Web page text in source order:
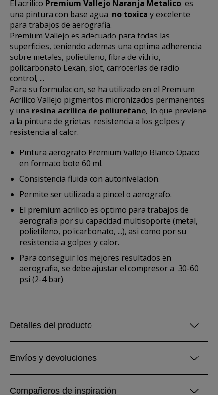
El acrilico Premium Vallejo Naranja Metalico, es
una pintura con base agua, no toxica y excelente
para trabajos de aerografia.
Premium Vallejo es adecuado para todas las
superficies, teniendo ademas una optima adherencia
sobre metales, polietileno, fibra de vidrio,
policarbonato Lexan, slot, carrocerías de radio
control, ...
Para su formulacion, se ha utilizado en el Premium
Acrilico Vallejo pigmentos micronizados permanentes
y una resina acrilica de poliuretano, lo que previene
a la pintura de grietas, resistencia a los golpes y
resistencia al calor.
Pintura aerografo Premium Vallejo Blanco Opaco
en formato bote 60 ml.
Consistencia fluida con autonivelacion.
Permite ser utilizada a pincel o aerografo.
El premium acrilico es optimo para trabajos de
aerografia por su capacidad multisoporte (metal,
polietileno, policarbonato, ...), asi como por su
resistencia a golpes y calor.
Para conseguir los mejores resultados en
aerografia, se debe ajustarel compresor a 30-60
psi (2-4 bar)
Detalles del producto
Envíos y devoluciones
Compañeros de inspiración